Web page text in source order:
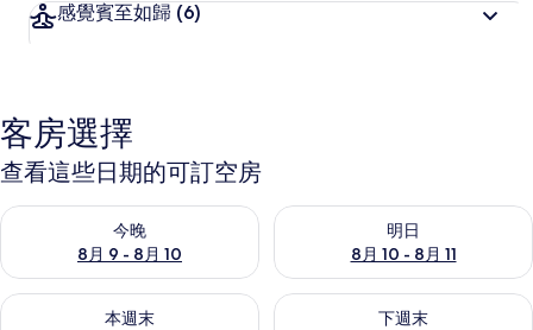
感覺賓至如歸 (6)
客房選擇
查看這些日期的可訂空房
今晚
8月 9 - 8月 10
查看今晚 8月 9 - 8月 10的可訂空房
明日
8月 10 - 8月 11
查看明日 8月 10 - 8月 11的可
本週末
查看本週末 8月 14 - 8月 16的可訂空房
下週末
查看下週末 8月 21 - 8月 23的